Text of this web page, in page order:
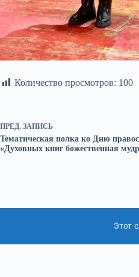
Количество просмотров: 100
ПРЕД. ЗАПИСЬ
Тематическая полка ко Дню
«Духовных книг божественная
© ТОГБУК «Тамбовская
Этот